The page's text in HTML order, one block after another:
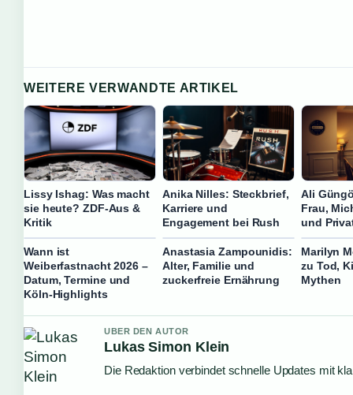
WEITERE VERWANDTE ARTIKEL
Lissy Ishag: Was macht
sie heute? ZDF-Aus &
Kritik
Anika Nilles: Steckbrief,
Karriere und
Engagement bei Rush
Ali
Frau,
und
Wann ist
Weiberfastnacht 2026 –
Datum, Termine und
Köln-Highlights
Anastasia Zampounidis:
Alter, Familie und
zuckerfreie Ernährung
Marilyn
zu Tod,
Mythen
UBER DEN AUTOR
Lukas Simon Klein
Die Redaktion verbindet schnelle Updates mit